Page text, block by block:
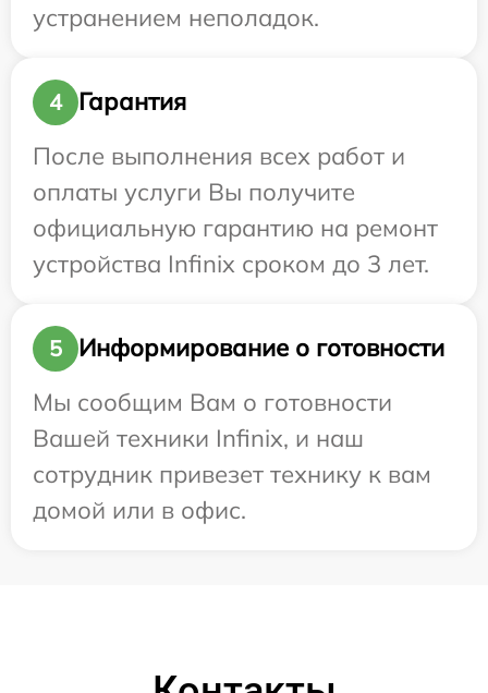
устранением неполадок.
4
Гарантия
После выполнения всех работ и
оплаты услуги Вы получите
официальную гарантию на ремонт
устройства Infinix сроком до 3 лет.
5
Информирование о готовности
Мы сообщим Вам о готовности
Вашей техники Infinix, и наш
сотрудник привезет технику к вам
домой или в офис.